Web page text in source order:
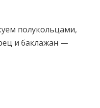
полукольцами,
и баклажан —